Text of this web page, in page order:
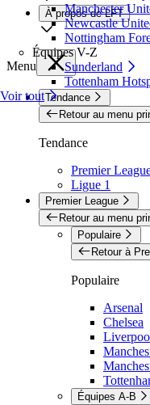
Manchester
Newcastle
Nottingham
Équipes V-Z
Sunderland
Tottenham
Voir tout
À propos de LFT
Menu
Tendance
Retour au menu
Tendance
Premier
Ligue 1
Premier League
Retour au menu
Populaire
Retour à
Populaire
Arsenal
Chelsea
Équipes A-B